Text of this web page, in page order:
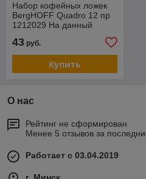
Набор кофейных ложек
BergHOFF Quadro 12 пр
1212029 На данный
товар возможна скидка .
Звоните !
43 руб.
Купить
О нас
Рейтинг не сформирован
Менее 5 отзывов за
Работает с 03.04.2019